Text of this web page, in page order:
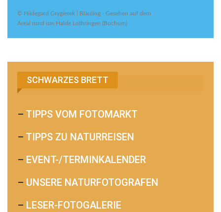
© Hildegard Grygierek | Bläuling - Gesehen auf dem
Areal rund um Halde Lothringen (Bochum)
SCHWARZES BRETT
– TIPPS VOM FOTOMARKT
– TIPPS ZU NATURREISEN
– EVENT-/TERMINKALENDER
– UNSERE NATURFOTOGRAFEN
– LESER-FOTOGALERIE